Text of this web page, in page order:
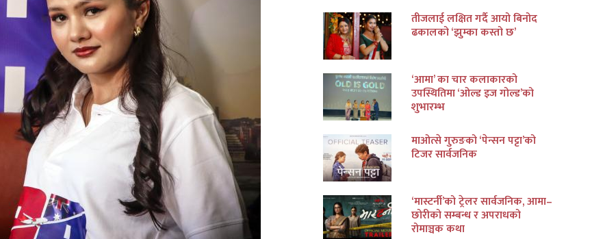
तीजलाई लक्षित गर्दै आयो बिनोद
ढकालको ‘झुम्का कस्तो छ’
‘आमा’ का चार कलाकारको
उपस्थितिमा ‘ओल्ड इज गोल्ड’को
शुभारम्भ
माओत्से गुरुङको ‘पेन्सन पट्टा’को
टिजर सार्वजनिक
‘मास्टर्नी’को ट्रेलर सार्वजनिक, आमा–
छोरीको सम्बन्ध र अपराधको
रोमाञ्चक कथा